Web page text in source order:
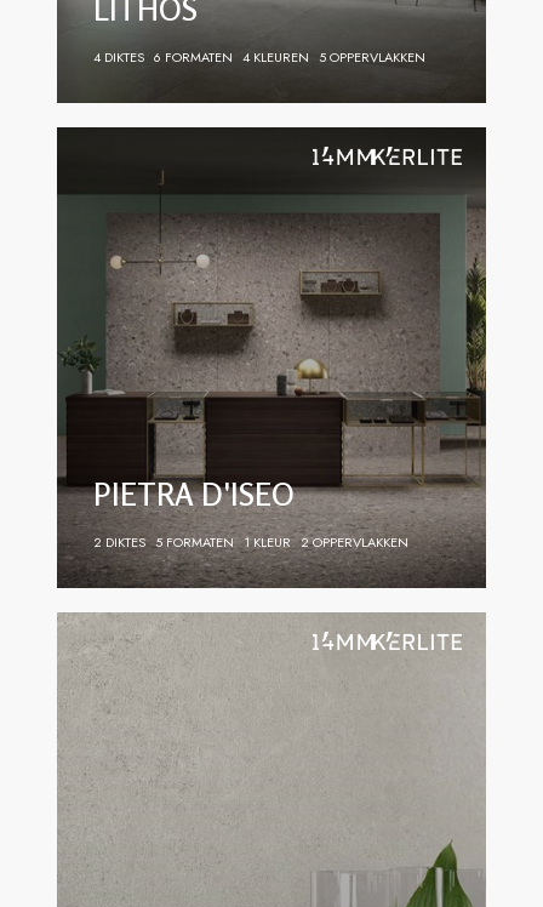
LITHOS
4 DIKTES 6 FORMATEN 4 KLEUREN 5 OPPERVLAKKEN
PIETRA D'ISEO
2 DIKTES 5 FORMATEN 1 KLEUR 2 OPPERVLAKKEN